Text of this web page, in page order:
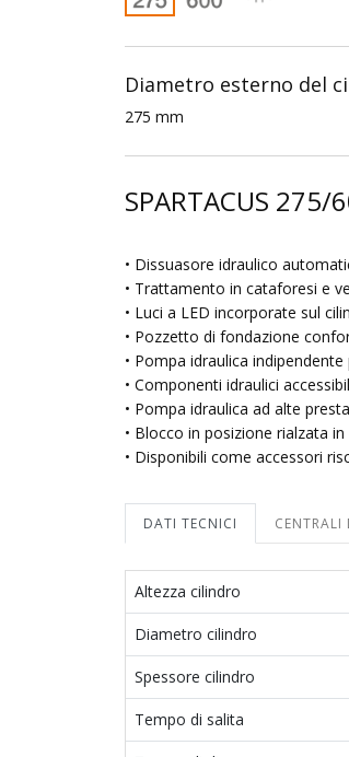
Diametro esterno del
275 mm
SPARTACUS 275/
• Dissuasore idraulico
• Trattamento in cataforesi e
• Luci a LED incorporate sul
• Pozzetto di fondazione
• Pompa idraulica
• Componenti idraulici
• Pompa idraulica ad alte
• Blocco in posizione rialzata
• Disponibili come accessori
DATI TECNICI
Altezza cilindro
Diametro cilindro
Spessore cilindro
Tempo di salita